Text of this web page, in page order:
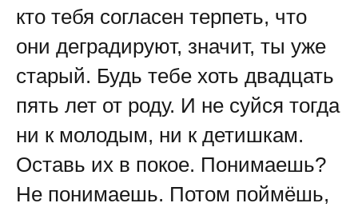
кто тебя согласен терпеть, что
они деградируют, значит, ты уже
старый. Будь тебе хоть двадцать
пять лет от роду. И не суйся тогда
ни к молодым, ни к детишкам.
Оставь их в покое. Понимаешь?
Не понимаешь. Потом поймёшь,